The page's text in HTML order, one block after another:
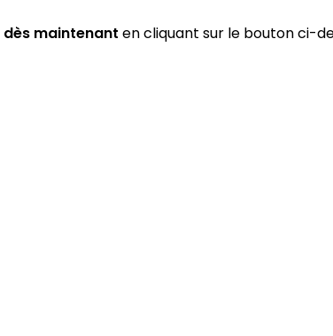
dès maintenant en cliquant sur le bouton ci-